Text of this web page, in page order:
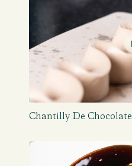
Chantilly De Chocolate